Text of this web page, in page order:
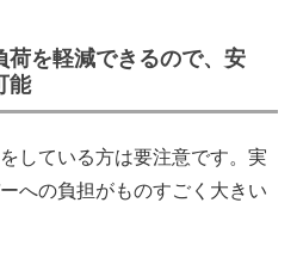
荷を軽減できるので、安
能
している方は要注意です。実
への負担がものすごく大きい